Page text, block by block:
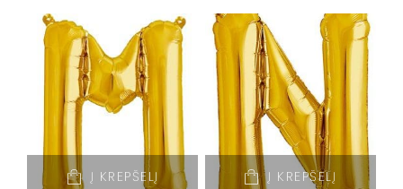
Į KREPŠELĮ Į KREPŠELĮ